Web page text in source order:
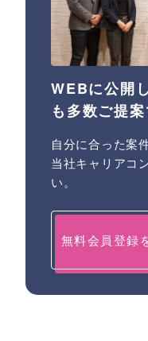
WEBに公開
も多数ご提
自分に合った案
当社キャリアコ
い。
無料会員登録